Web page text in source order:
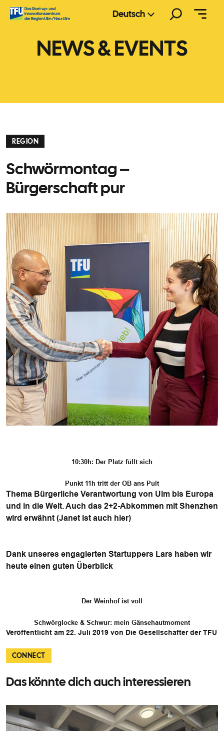
Zum
Inhalt
Deutsch
NEWS & EVENTS
REGION
Schwörmontag –
Bürgerschaft pur
10:30h: Der Platz füllt sich
Punkt 11h tritt der OB ans Pult
Thema Bürgerliche Verantwortung von Ulm bis Europa
und in die Welt. Auch das 2+2-Abkommen mit Shenzhen
wird erwähnt (Janet ist auch hier)
Dank unseres engagierten Startuppers Lars haben wir
heute einen guten Überblick
Der Weinhof ist voll
Schwörglocke & Schwur: mein Gänsehautmoment
Veröffentlicht am 22. Juli 2019 von Die Gesellschafter der TFU
CONNECT
Das könnte dich auch interessieren